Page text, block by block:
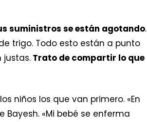
suministros se están agotando.
trigo. Todo esto están a punto
justas. Trato de compartir lo que
niños los que van primero. «En
Bayesh. «Mi bebé se enferma